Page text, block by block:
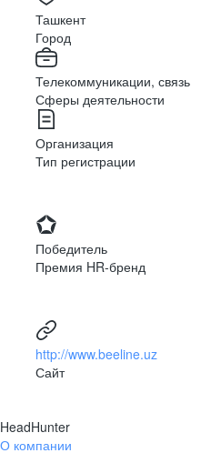
Ташкент
Город
Телекоммуникации, связь
Сферы деятельности
Организация
Тип регистрации
Победитель
Премия HR-бренд
http://www.beeline.uz
Сайт
HeadHunter
О компании